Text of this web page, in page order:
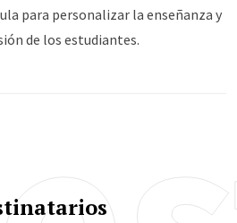
para personalizar la enseñanza y
de los estudiantes.